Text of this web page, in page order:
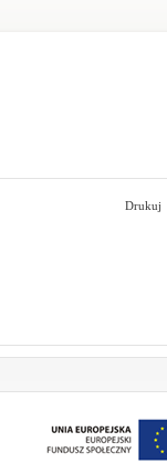
Drukuj